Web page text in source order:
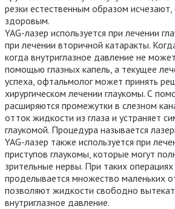
резки естественным образом исчезают,
здоровым.
YAG-лазер используется при лечении
при лечении вторичной катаракты.
когда внутриглазное давление не
помощью глазных капель, а текущее
успеха, офтальмолог может принять
хирургическом лечении глаукомы. С
расширяются промежутки в слезном
отток жидкости из глаза и устраняет
глаукомой. Процедура называется
YAG-лазер также используется при
приступов глаукомы, которые могут
зрительные нервы. При таких
проделывается множество маленьких
позволяют жидкости свободно
внутриглазное давление.